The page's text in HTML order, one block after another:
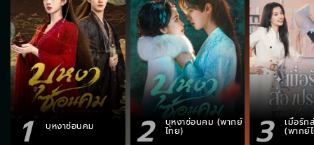
1 บุหงาซ่อนคม 2 บุหงาซ่อนคม (พากย์
ไทย) 3 เมื่อรัก
(พากย์